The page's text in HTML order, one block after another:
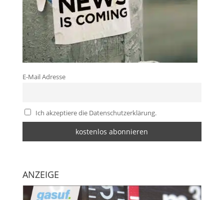
E-Mail Adresse
Ich akzeptiere die Datenschutzerklärung.
ANZEIGE